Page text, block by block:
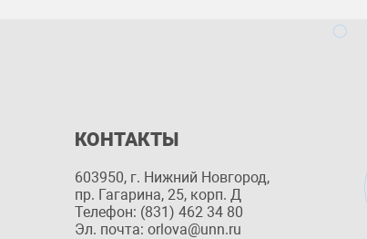
КОНТАКТЫ
603950, г. Нижний Новгород,
пр. Гагарина, 25, корп. Д
Телефон: (831) 462 34 80
Эл. почта: orlova@unn.ru